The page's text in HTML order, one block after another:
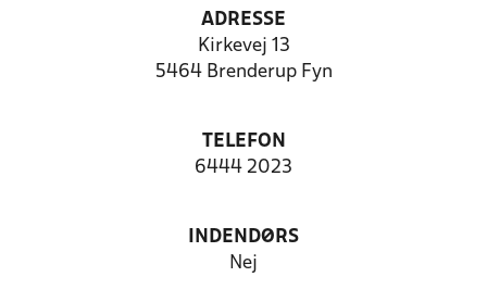
ADRESSE
Kirkevej 13
5464 Brenderup Fyn
TELEFON
6444 2023
INDENDØRS
Nej